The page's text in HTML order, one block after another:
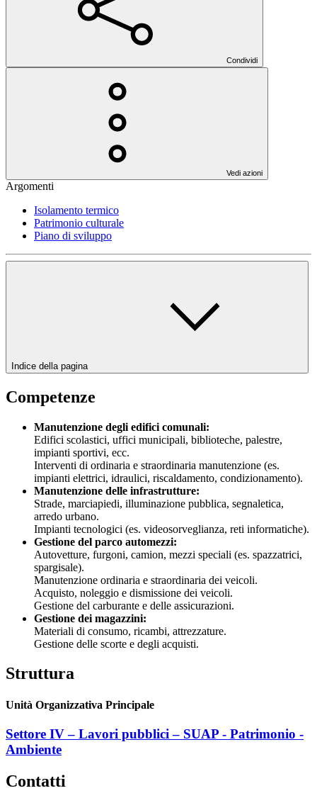
Condividi
Vedi azioni
Argomenti
Isolamento termico
Patrimonio culturale
Piano di sviluppo
Indice della pagina
Competenze
Manutenzione degli edifici comunali:
Edifici scolastici, uffici municipali, biblioteche, palestre,
impianti sportivi, ecc.
Interventi di ordinaria e straordinaria manutenzione (es.
impianti elettrici, idraulici, riscaldamento, condizionamento).
Manutenzione delle infrastrutture:
Strade, marciapiedi, illuminazione pubblica, segnaletica,
arredo urbano.
Impianti tecnologici (es. videosorveglianza, reti informatiche).
Gestione del parco automezzi:
Autovetture, furgoni, camion, mezzi speciali (es. spazzatrici,
spargisale).
Manutenzione ordinaria e straordinaria dei veicoli.
Acquisto, noleggio e dismissione dei veicoli.
Gestione del carburante e delle assicurazioni.
Gestione dei magazzini:
Materiali di consumo, ricambi, attrezzature.
Gestione delle scorte e degli acquisti.
Struttura
Unità Organizzativa Principale
Settore IV – Lavori pubblici – SUAP - Patrimonio -
Ambiente
Contatti